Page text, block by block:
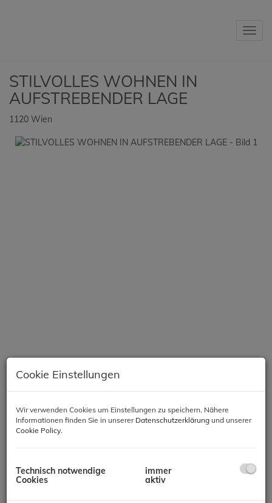
STILVOLLES WOHNEN IN
AUFSTREBENDER LAGE
1120 Wien
Beschreibung
Nachhaltigkeit
Cookie Einstellungen
Wir verwenden Cookies um Einstellungen zu speichern. Nähere
Informationen finden Sie in unserer Datenschutzerklärung und unserer
Cookie Policy.
Technisch notwendige
Cookies
immer
aktiv